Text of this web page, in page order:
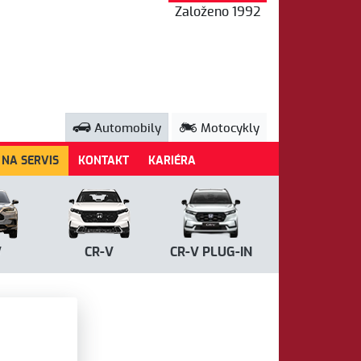
Založeno 1992
Automobily Motocykly
SERVIS KONTAKT KARIÉRA
CR-V CR-V PLUG-IN